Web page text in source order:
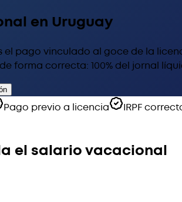
en Uruguay
el pago vinculado al goce de la
forma correcta: 100% del jornal
Pago previo a licencia IRPF
el salario vacacional